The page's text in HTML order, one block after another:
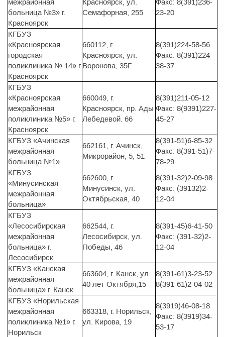
больница №3» г.
Красноярск
Семафорная, 255
23-20
КГБУЗ
«Красноярская
городская
поликлиника № 14» г.
Красноярск
660112, г.
Красноярск, ул.
Воронова, 35Г
8(391)224-58-56
Факс: 8(391)224-
38-37
КГБУЗ
«Красноярская
межрайонная
поликлиника №5» г.
Красноярск
660049, г.
Красноярск, пр. Ады
Лебедевой. 66
8(391)211-05-12
Факс: 8(9391)227-
45-27
КГБУЗ «Ачинская
межрайонная
больница №1»
662161, г. Ачинск,
Микрорайон, 5, 51
8(391-51)6-85-32
Факс: 8(391-51)7-
78-29
КГБУЗ
«Минусинская
межрайонная
больница»
662600, г.
Минусинск, ул.
Октябрьская, 40
8(391-32)2-09-98
Факс: (39132)2-
12-04
КГБУЗ
«Лесосибирская
межрайонная
больница» г.
Лесосибирск
662544, г.
Лесосибирск, ул.
Победы, 46
8(391-45)6-41-50
Факс: (391-32)2-
12-04
КГБУЗ «Канская
межрайонная
больница» г. Канск
663604, г. Канск, ул.
40 лет Октября,15
8(391-61)3-23-52
8(391-61)2-04-02
КГБУЗ «Норильская
межрайонная
поликлиника №1» г.
Норильск
663318, г. Норильск,
ул. Кирова, 19
8(3919)46-08-18
Факс: 8(3919)34-
53-17